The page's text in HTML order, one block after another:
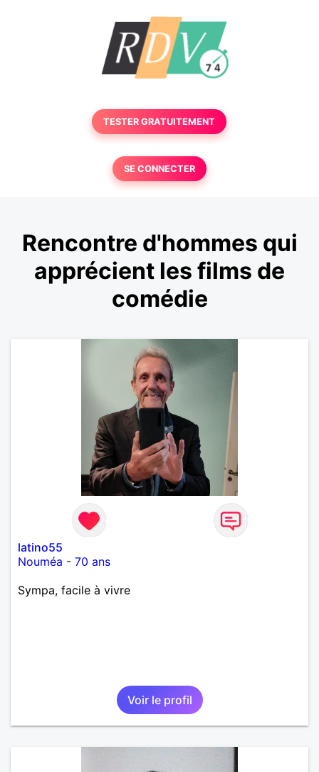
TESTER GRATUITEMENT
SE CONNECTER
Rencontre d'hommes qui
apprécient les films de
comédie
latino55
Nouméa - 70 ans
Sympa, facile à vivre
Voir le profil